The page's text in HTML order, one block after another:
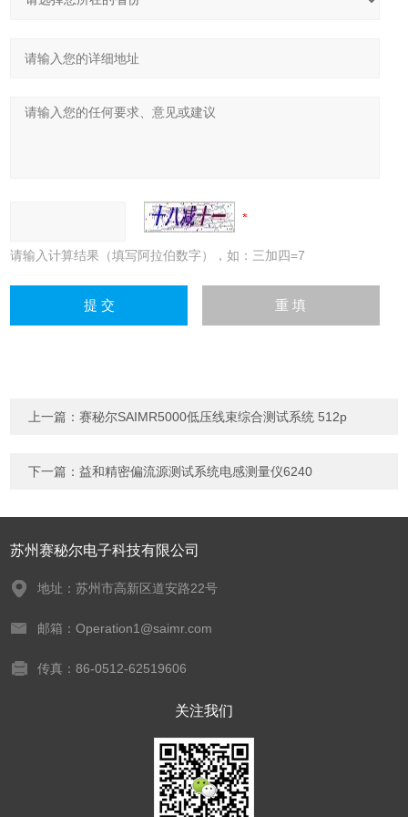
请输入计算结果（填写阿拉伯数字），如：三加四=7
上一篇：赛秘尔SAIMR5000低压线束综合测试系统 512p
下一篇：益和精密偏流源测试系统电感测量仪6240
苏州赛秘尔电子科技有限公司
地址：苏州市高新区道安路22号
邮箱：Operation1@saimr.com
传真：86-0512-62519606
关注我们